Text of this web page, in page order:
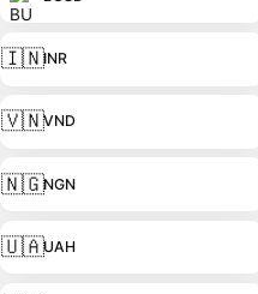
🇮🇳INR
🇻🇳VND
🇳🇬NGN
🇺🇦UAH